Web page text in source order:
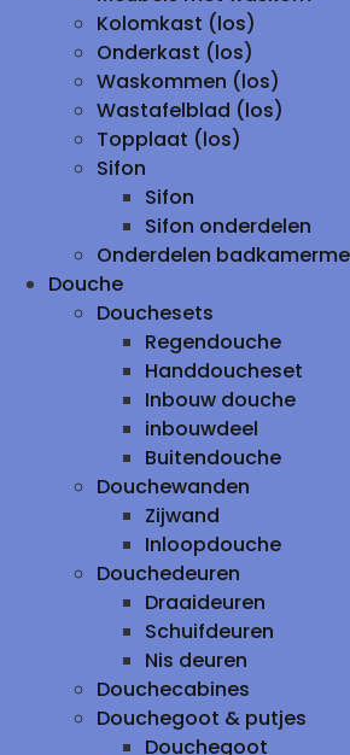
Kolomkast (los)
Onderkast (los)
Waskommen (los)
Wastafelblad (los)
Topplaat (los)
Sifon
Sifon
Sifon onderdelen
Onderdelen
Douche
Douchesets
Regendouche
Handdoucheset
Inbouw douche
inbouwdeel
Buitendouche
Douchewanden
Zijwand
Inloopdouche
Douchedeuren
Draaideuren
Schuifdeuren
Nis deuren
Douchecabines
Douchegoot & putjes
Douchegoot